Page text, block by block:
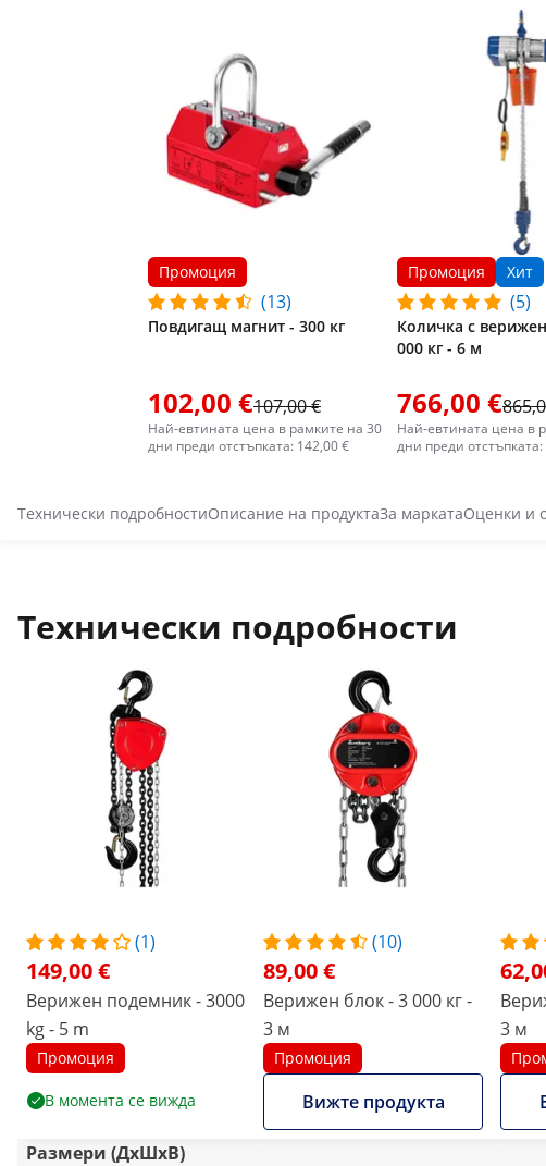
Промоция
(13)
Повдигащ магнит - 300 кг
102,00 €107,00 €
Най-евтината цена в рамките на 30
дни преди отстъпката: 142,00 €
Промоция Хит
(5)
Количка с
000 кг - 6 м
766,00 €
Най-евтината цена в
дни преди
Технически подробностиОписание на продуктаЗа маркатаОценки и
Технически подробности
(1)
149,00 €
Верижен подемник - 3000
kg - 5 m
Промоция
В момента се вижда
(10)
89,00 €
Верижен блок - 3 000 кг -
3 м
Промоция
Вижте продукта
3 м
Размери (ДxШxВ)